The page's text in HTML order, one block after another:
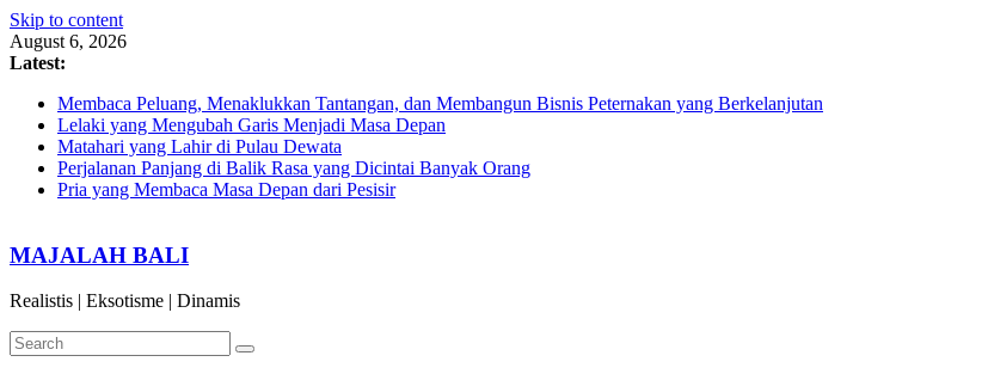
Skip to content
August 6, 2026
Latest:
Membaca Peluang, Menaklukkan Tantangan, dan Membangun Bisnis Peternakan yang Berkelanjutan
Lelaki yang Mengubah Garis Menjadi Masa Depan
Matahari yang Lahir di Pulau Dewata
Perjalanan Panjang di Balik Rasa yang Dicintai Banyak Orang
Pria yang Membaca Masa Depan dari Pesisir
MAJALAH BALI
Realistis | Eksotisme | Dinamis